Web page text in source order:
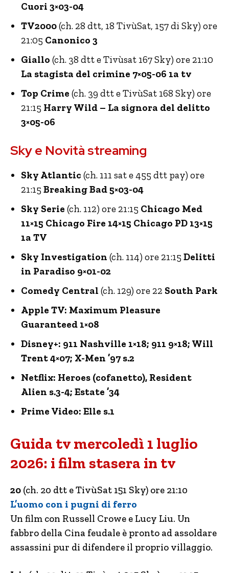
Cuori 3×03-04
TV2000(ch. 28 dtt, 18 TivùSat, 157 di Sky) ore
21:05 Canonico 3
Giallo (ch. 38 dtt e Tivùsat 167 Sky) ore 21:10
La stagista del crimine 7×05-06 1a tv
Top Crime (ch. 39 dtt e TivùSat 168 Sky) ore
21:15 Harry Wild – La signora del delitto
3×05-06
Sky e Novità streaming
Sky Atlantic (ch. 111 sat e 455 dtt pay) ore
21:15 Breaking Bad 5×03-04
Sky Serie (ch. 112) ore 21:15 Chicago Med
11×15 Chicago Fire 14×15 Chicago PD 13×15
1a TV
Sky Investigation (ch. 114) ore 21:15 Delitti
in Paradiso 9×01-02
Comedy Central (ch. 129) ore 22 South Park
Apple TV: Maximum Pleasure
Guaranteed 1×08
Disney+: 911 Nashville 1×18; 911 9×18; Will
Trent 4×07; X-Men ’97 s.2
Netflix: Heroes (cofanetto), Resident
Alien s.3-4; Estate ’34
Prime Video: Elle s.1
Guida tv mercoledì 1 luglio
2026: i film stasera in tv
20 (ch. 20 dtt e TivùSat 151 Sky) ore 21:10
L’uomo con i pugni di ferro
Un film con Russell Crowe e Lucy Liu. Un
fabbro della Cina feudale è pronto ad assoldare
assassini pur di difendere il proprio villaggio.